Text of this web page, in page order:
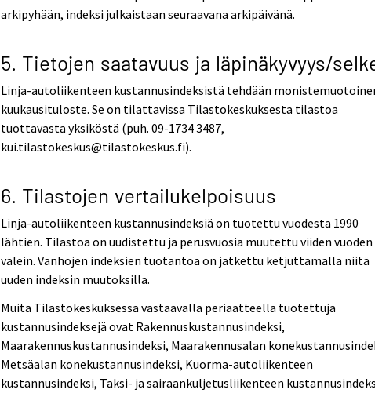
arkipyhään, indeksi julkaistaan seuraavana arkipäivänä.
5. Tietojen saatavuus ja läpinäkyvyys/
Linja-autoliikenteen kustannusindeksistä tehdään
kuukausituloste. Se on tilattavissa Tilastokeskuksesta tilastoa
tuottavasta yksiköstä (puh. 09-1734 3487,
kui.tilastokeskus@tilastokeskus.fi).
6. Tilastojen vertailukelpoisuus
Linja-autoliikenteen kustannusindeksiä on tuotettu vuodesta 1990
lähtien. Tilastoa on uudistettu ja perusvuosia muutettu viiden vuoden
välein. Vanhojen indeksien tuotantoa on jatkettu ketjuttamalla niitä
uuden indeksin muutoksilla.
Muita Tilastokeskuksessa vastaavalla periaatteella tuotettuja
kustannusindeksejä ovat Rakennuskustannusindeksi,
Maarakennuskustannusindeksi, Maarakennusalan
Metsäalan konekustannusindeksi, Kuorma-autoliikenteen
kustannusindeksi, Taksi- ja sairaankuljetusliikenteen